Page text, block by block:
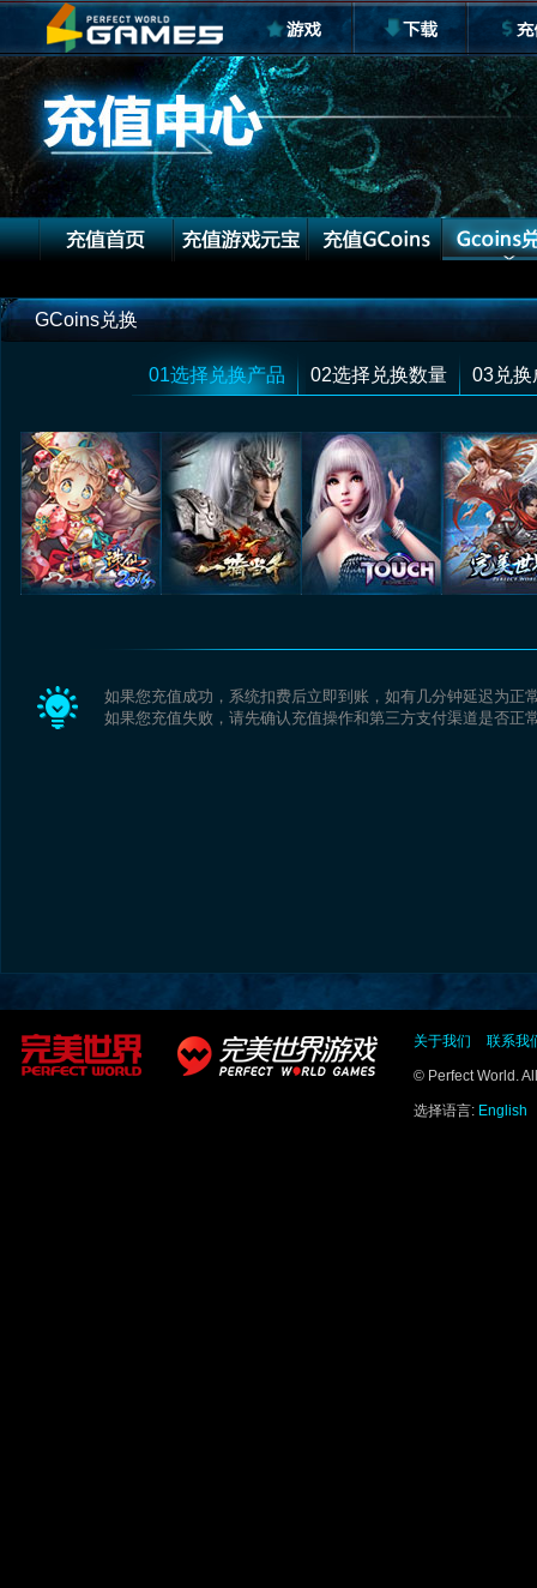
GCoins兑换
01选择兑换产品 02选择兑换数量 03兑换
如果您充值成功，系统扣费后立即到账，如有几分钟延迟为正
如果您充值失败，请先确认充值操作和第三方支付渠道是否正
关于我们 联系我
© Perfect World.
选择语言: English